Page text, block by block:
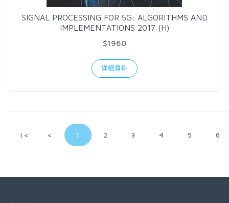
SIGNAL PROCESSING FOR 5G: ALGORITHMS AND
IMPLEMENTATIONS 2017 (H)
$1960
詳細資料
|< < 1 2 3 4 5 6